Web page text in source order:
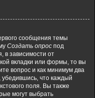
сообщения темы
Создать опрос под
в зависимости от
вкладки или формы, то вы
вопрос и как минимум два
убедившись, что каждый
поля. Вы также
могут выбрать